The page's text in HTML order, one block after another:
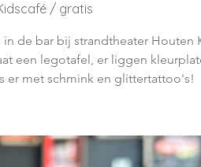
/ gratis
de bar bij strandtheater Houten
een legotafel, er liggen
er met schmink en glittertattoo's!